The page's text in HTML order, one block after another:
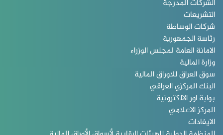
الشركات المدرجة
التشريعات
شركات الوساطة
رئاسة الجمهورية
الامانة العامة لمجلس الوزراء
وزارة المالية
سوق العراق للاوراق المالية
البنك المركزي العراقي
بوابة اور الالكترونية
المركز الاعلامي
الايفادات